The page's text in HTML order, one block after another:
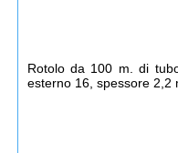
Rotolo da 100 m. di
esterno 16, spessore 2,2